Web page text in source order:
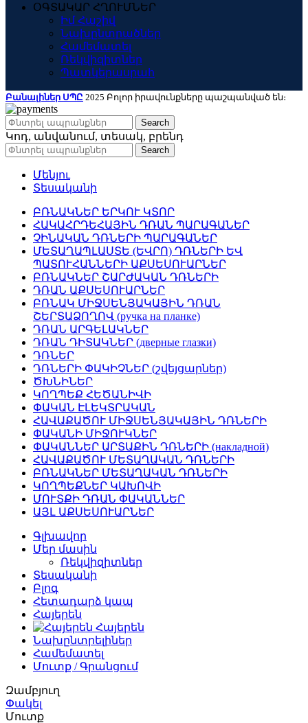
ՕԳՏԱԿԱՐ ՀՂՈՒՄՆԵՐ
Իմ Հաշիվ
Նախընտրածներ
Համեմատել
Ռեկվիզիտներ
Պատկերասրահ
Բանալիներ ՍՊԸ 2025 Բոլոր իրավունքները պաշպանված են։
Search
Կոդ, անվանում, տեսակ, բրենդ
Search
Մենյու
Տեսականի
ԲՌՆԱԿՆԵՐ ԵՐԿՈՒ ԿՏՈՐ
ՀԱԿԱՀՐԴԵՀԱՅԻՆ ԴՌԱՆ ՊԱՐԱԳԱՆԵՐ
ՉԻՆԱԿԱՆ ԴՌՆԵՐԻ ՊԱՐԱԳԱՆԵՐ
ՄԵՏԱՂԱՊԼԱՍՏԵ (ԵՎՐՈ) ԴՌՆԵՐԻ ԵՎ
ՊԱՏՈՒՀԱՆՆԵՐԻ ԱՔՍԵՍՈՒԱՐՆԵՐ
ԲՌՆԱԿՆԵՐ ՇԱՐԺԱԿԱՆ ԴՌՆԵՐԻ
ԴՌԱՆ ԱՔՍԵՍՈՒԱՐՆԵՐ
ԲՌՆԱԿ ՄԻՋՍԵՆՅԱԿԱՅԻՆ ԴՌԱՆ
ՇԵՐՏԱՁՈՂՈՎ (ручка на планке)
ԴՌԱՆ ԱՐԳԵԼԱԿՆԵՐ
ԴՌԱՆ ԴԻՏԱԿՆԵՐ (дверные глазки)
ԴՌՆԵՐ
ԴՌՆԵՐԻ ՓԱԿԻՉՆԵՐ (շվեյցարներ)
ԾԽՆԻՆԵՐ
ԿՈՂՊԵՔ ՀԵԾԱՆԻՎԻ
ՓԱԿԱՆ ԷԼԵԿՏՐԱԿԱՆ
ՀԱՎԱՔԱԾՈՒ ՄԻՋՍԵՆՅԱԿԱՅԻՆ ԴՌՆԵՐԻ
ՓԱԿԱՆԻ ՄԻՋՈՒԿՆԵՐ
ՓԱԿԱՆՆԵՐ ԱՐՏԱՔԻՆ ԴՌՆԵՐԻ (накладной)
ՀԱՎԱՔԱԾՈՒ ՄԵՏԱՂԱԿԱՆ ԴՌՆԵՐԻ
ԲՌՆԱԿՆԵՐ ՄԵՏԱՂԱԿԱՆ ԴՌՆԵՐԻ
ԿՈՂՊԵՔՆԵՐ ԿԱԽՈՎԻ
ՄՈՒՏՔԻ ԴՌԱՆ ՓԱԿԱՆՆԵՐ
ԱՅԼ ԱՔՍԵՍՈՒԱՐՆԵՐ
Գլխավոր
Մեր մասին
Ռեկվիզիտներ
Տեսականի
Բլոգ
Հետադարձ կապ
Հայերեն
Հայերեն
Նախընտրելիներ
Համեմատել
Մուտք / Գրանցում
Զամբյուղ
Փակել
Մուտք